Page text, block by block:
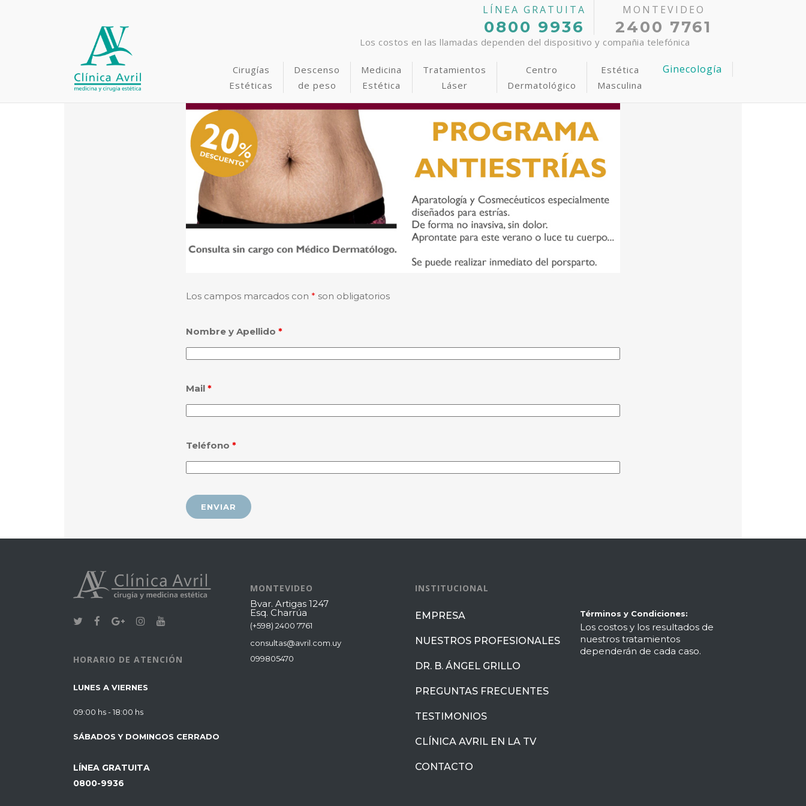
MONTEVIDEO
2400 7761
LÍNEA GRATUITA
0800 9936
Los costos en las llamadas dependen del dispositivo y compañia telefónica
Cirugías
Estéticas
Cirugía de Glúteos
Lipoescultura Láser
Abdominoplastia
Rinoplastia y Cirugías
Faciales
Minilifting / Lifting
Microimplante capilar
Descenso
de peso
Medicina
Estética
Bajar de Peso
Programa Anti-Estrías
Dieta Anti Ansiedad
Tratamiento de Celulitis
Várices y Varículas
Rellenos faciales
específicos
Láser y Manchas Solares
Acné
Tratamientos
Láser
Depilación Láser Definitiva
Lipoescultura Láser
Foto-rejuvenecimiento
Blanqueamiento láser en 1
hora
Láser y Manchas Solares
Centro
Dermatológico
Depilación Laser
Programa Anti-Estrías
Lifting sin cirugía en una
Acné
Láser y Manchas Solares
Foto-rejuvenecimiento
Rosácea
Estética
Masculina
Ginecología
Los campos marcados con* son obligatorios
Nombre y Apellido*
Mail*
Teléfono*
HORARIO DE ATENCIÓN
LUNES A VIERNES
09:00 hs - 18:00 hs
SÁBADOS Y DOMINGOS CERRADO
LÍNEA GRATUITA
0800-9936
MONTEVIDEO
Bvar. Artigas 1247
Esq. Charrúa
(+598) 2400 7761
consultas@avril.com.uy
099805470
INSTITUCIONAL
EMPRESA
NUESTROS PROFESIONALES
DR. B. ÁNGEL GRILLO
PREGUNTAS FRECUENTES
TESTIMONIOS
CLÍNICA AVRIL EN LA TV
CONTACTO
Términos y Condiciones:
Los costos y los resultados de
nuestros tratamientos
dependerán de cada caso.